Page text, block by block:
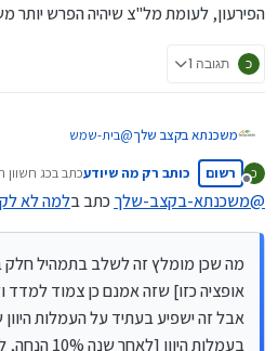
הפירעון, לעומת מל"צ שיהיה הפרש יותר
כ תגובה 1
משכנתא בקצב שלך@בית-שמש
לא רלוונטי לגבי שתי
קבועות ששם העמלות
קל"צ יהיה עמלות היוון
סיבה לקחת צמוד מדד
סדר
כמעט תמיד עולה בקצב
מה שכן מומלץ זה לשלב
שיש אופציה כזו] שזה
כ
מנותק
רשום כותב רק מה שיודעכתב בכג חשוון
נערך לאחרונה
@משכנתא-בקצב-שלךכתב בלמה לא
מה שכן מומלץ זה לשלב בתמהיל חלק
אופציה כזו] שזה אמנם כן צמוד
אבל זה ישפיע בעתיד על העמלות